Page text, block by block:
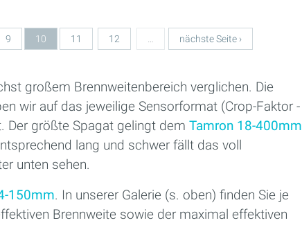
9 10 11 12 … nächste Seite ›
großem Brennweitenbereich verglichen. Die
wir auf das jeweilige Sensorformat (Crop-Faktor -
Der größte Spagat gelingt dem Tamron 18-400mm
lang und schwer fällt das voll
unten sehen.
150mm. In unserer Galerie (s. oben) finden Sie je
Brennweite sowie der maximal effektiven